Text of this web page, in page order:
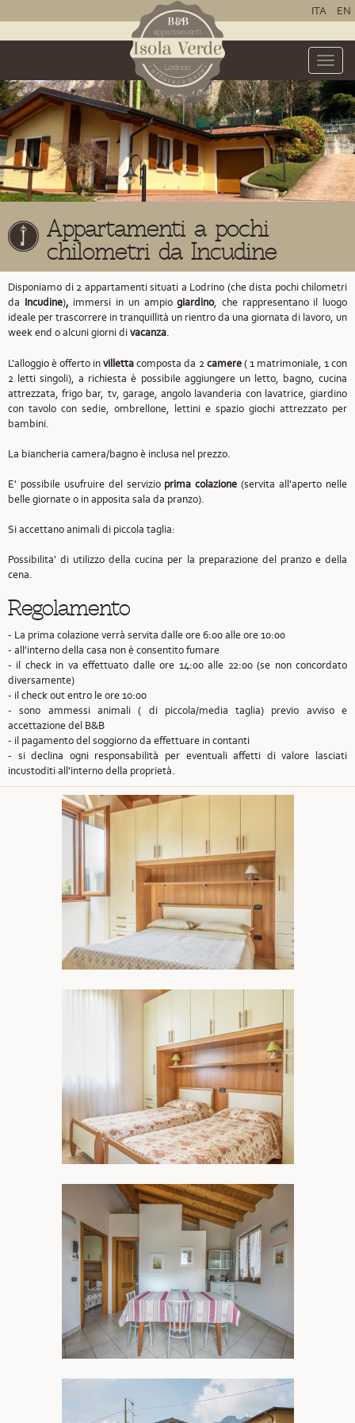
ITA EN
Toggle
Appartamenti a pochi
chilometri da Incudine
Disponiamo di 2 appartamenti situati a Lodrino (che dista pochi chilometri
da Incudine), immersi in un ampiogiardino, che rappresentano il luogo
ideale per trascorrere in tranquillità un rientro da una giornata di lavoro, un
week end o alcuni giorni divacanza.
L'alloggio è offerto invillettacomposta da 2camere( 1 matrimoniale, 1 con
2 letti singoli), a richiesta è possibile aggiungere un letto, bagno, cucina
attrezzata, frigo bar, tv, garage, angolo lavanderia con lavatrice, giardino
con tavolo con sedie, ombrellone, lettini e spazio giochi attrezzato per
bambini.
La biancheria camera/bagno è inclusa nel prezzo.
E' possibile usufruire del servizio prima colazione (servita all'aperto nelle
belle giornate o in apposita sala da pranzo).
Si accettano animali di piccola taglia:
Possibilita' di utilizzo della cucina per la preparazione del pranzo e della
cena.
Regolamento
- La prima colazione verrà servita dalle ore 6:00 alle ore 10:00
- all'interno della casa non è consentito fumare
- il check in va effettuato dalle ore 14:00 alle 22:00 (se non concordato
diversamente)
- il check out entro le ore 10:00
- sono ammessi animali ( di piccola/media taglia) previo avviso e
accettazione del B&B
- il pagamento del soggiorno da effettuare in contanti
- si declina ogni responsabilità per eventuali affetti di valore lasciati
incustoditi all'interno della proprietà.